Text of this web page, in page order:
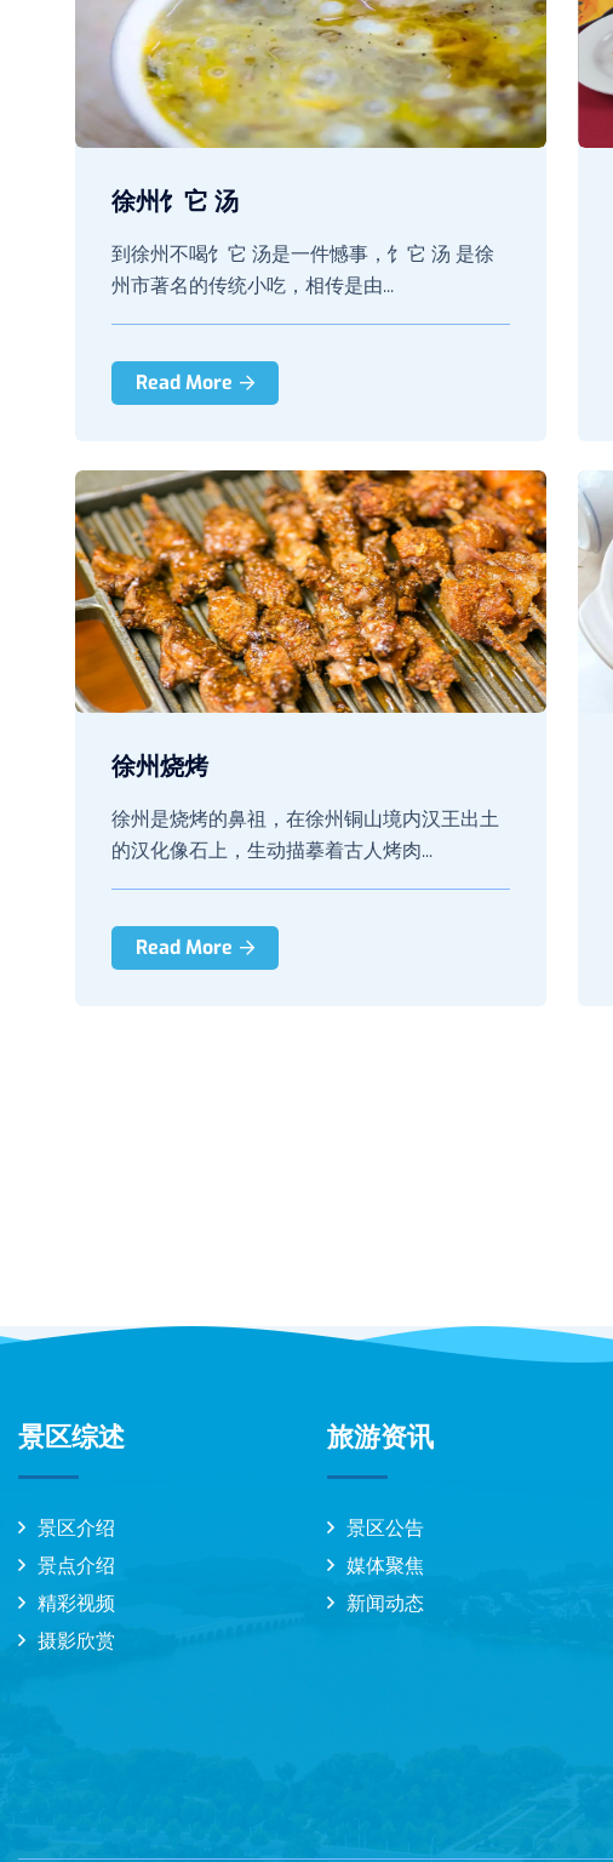
徐州饣它 汤
到徐州不喝饣它 汤是一件憾事，饣它 汤 是徐
州市著名的传统小吃，相传是由...
Read More
徐州烧烤
徐州是烧烤的鼻祖，在徐州铜山境内汉王出土
的汉化像石上，生动描摹着古人烤肉...
Read More
景区综述
景区介绍
景点介绍
精彩视频
摄影欣赏
旅游资讯
景区公告
媒体聚焦
新闻动态